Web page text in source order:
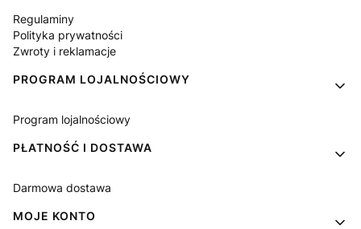
Regulaminy
Polityka prywatności
Zwroty i reklamacje
PROGRAM LOJALNOŚCIOWY
Program lojalnościowy
PŁATNOŚĆ I DOSTAWA
Darmowa dostawa
MOJE KONTO